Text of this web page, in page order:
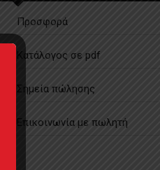
Προσφορά
Κατάλογος σε pdf
Σημεία πώλησης
Επικοινωνία με πωλητή